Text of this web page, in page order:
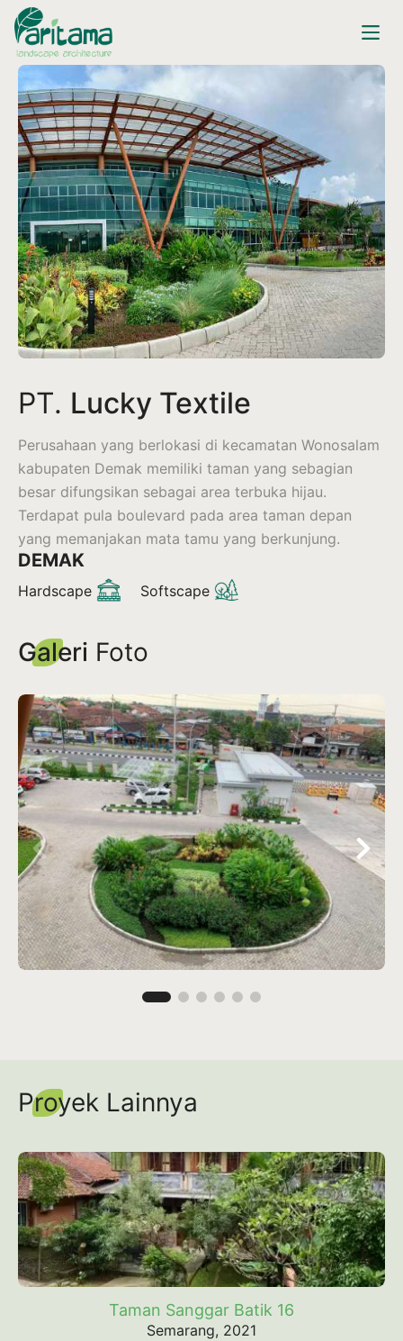
PT. Lucky Textile
Perusahaan yang berlokasi di kecamatan Wonosalam
kabupaten Demak memiliki taman yang sebagian
besar difungsikan sebagai area terbuka hijau.
Terdapat pula boulevard pada area taman depan
yang memanjakan mata tamu yang berkunjung.
DEMAK
Hardscape Softscape
Galeri Foto
Proyek Lainnya
Taman Sanggar Batik 16
Semarang, 2021